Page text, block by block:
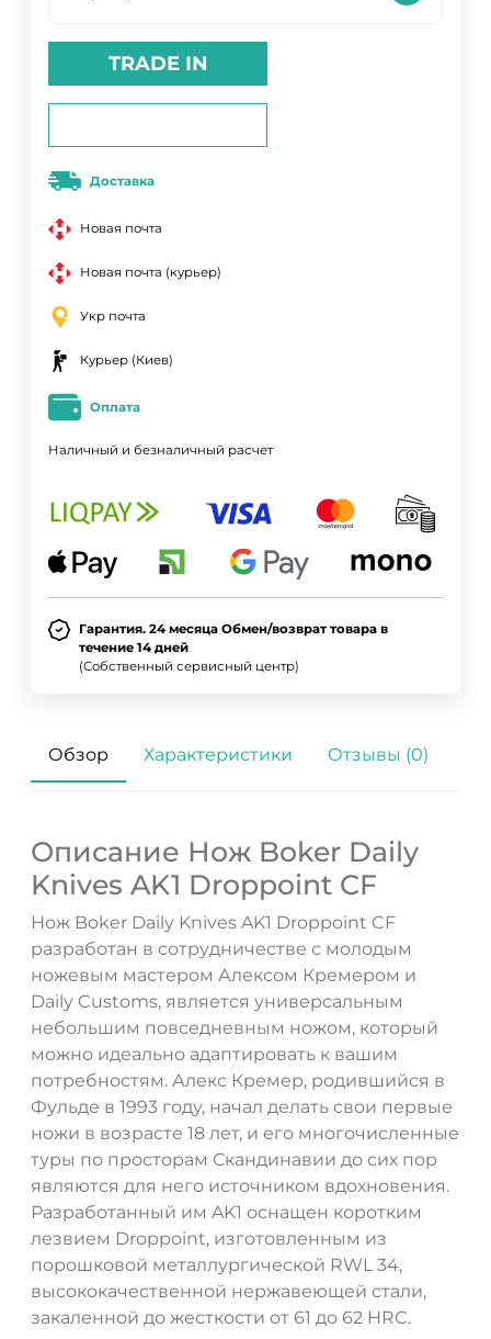
TRADE IN
Доставка
Новая почта
Новая почта (курьер)
Укр почта
Курьер (Киев)
Оплата
Наличный и безналичный расчет
Гарантия. 24 месяца Обмен/возврат товара в
течение 14 дней
(Собственный сервисный центр)
Обзор Характеристики Отзывы (0)
Описание Нож Boker Daily
Knives AK1 Droppoint CF
Нож Boker Daily Knives AK1 Droppoint CF
разработан в сотрудничестве с молодым
ножевым мастером Алексом Кремером и
Daily Customs, является универсальным
небольшим повседневным ножом, который
можно идеально адаптировать к вашим
потребностям. Алекс Кремер, родившийся в
Фульде в 1993 году, начал делать свои первые
ножи в возрасте 18 лет, и его многочисленные
туры по просторам Скандинавии до сих пор
являются для него источником вдохновения.
Разработанный им AK1 оснащен коротким
лезвием Droppoint, изготовленным из
порошковой металлургической RWL 34,
высококачественной нержавеющей стали,
закаленной до жесткости от 61 до 62 HRC.